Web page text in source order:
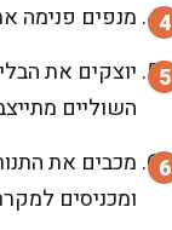
מנפים פנימה
השוליים
מכבים את
ומכניסים